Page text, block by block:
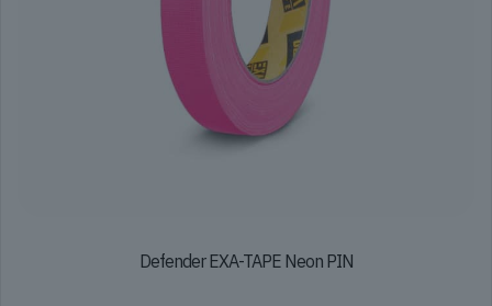
Defender EXA-TAPE Neon PIN